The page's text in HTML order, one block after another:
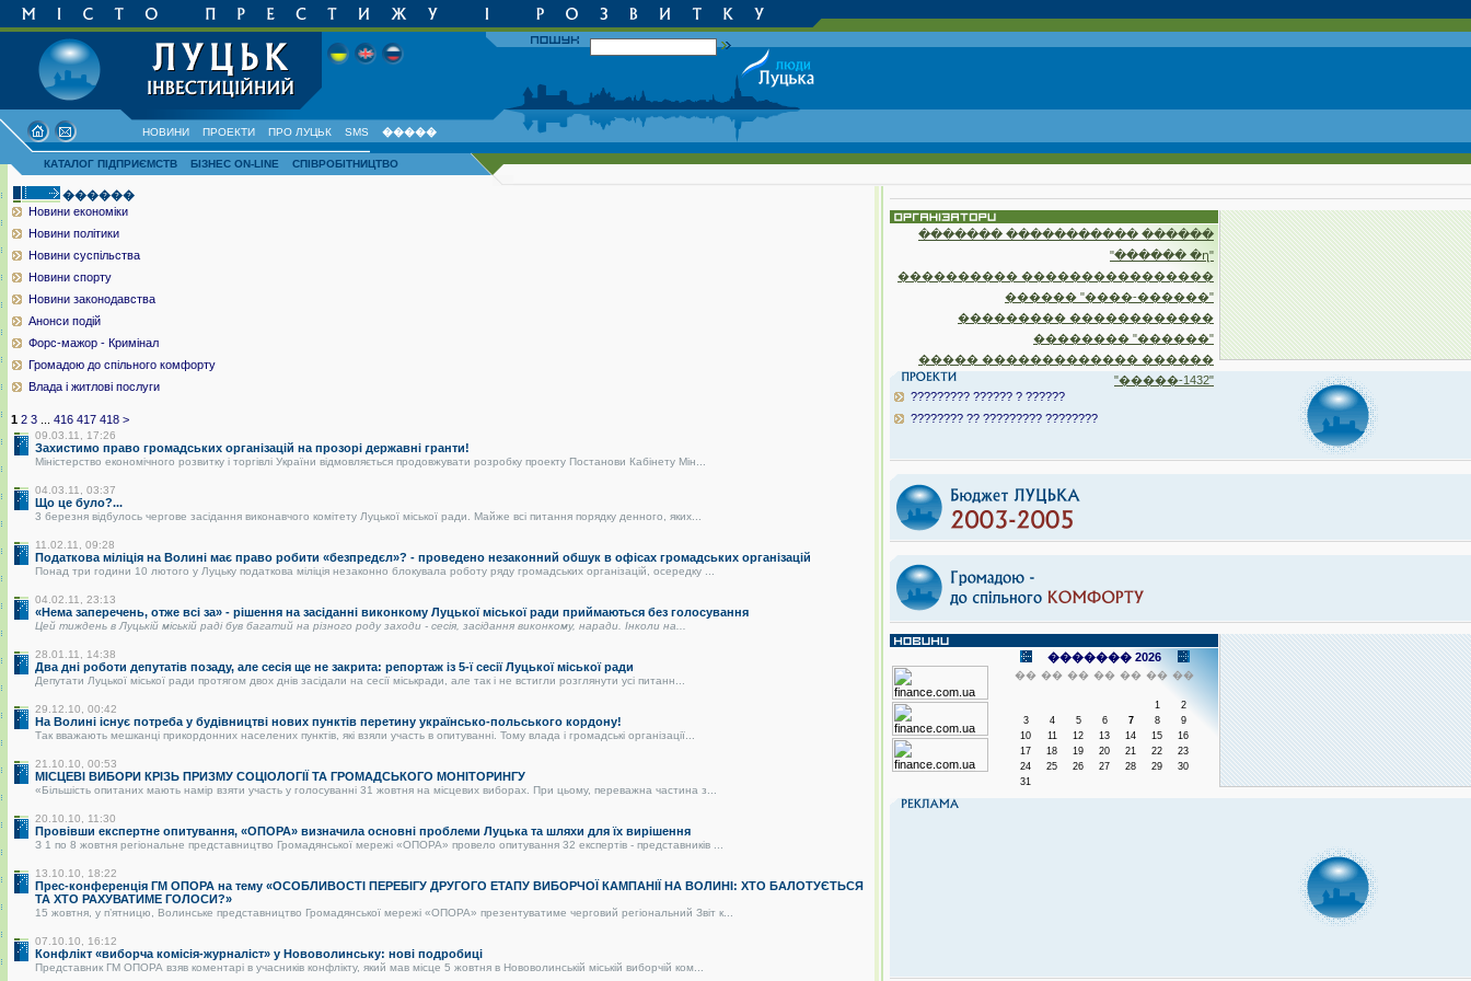
НОВИНИ ПРОЕКТИ ПРО ЛУЦЬК SMS �����
КАТАЛОГ ПІДПРИЄМСТВ БІЗНЕС ON-LINE СПІВРОБІТНИЦТВО
������
Новини економіки
Новини політики
Новини суспільства
Новини спорту
Новини законодавства
Анонси подій
Форс-мажор - Кримінал
Громадою до спільного комфорту
Влада і житлові послуги
1 2 3 416 417 418 >
09.03.11, 17:26
Захистимо право громадських організацій на прозорі державні гранти!
Міністерство економічного розвитку і торгівлі України відмовляється продовжувати розробку проекту Постанови Кабінету Мін...
04.03.11, 03:37
Що це було?...
3 березня відбулось чергове засідання виконавчого комітету Луцької міської ради. Майже всі питання порядку денного, яких...
11.02.11, 09:28
Податкова міліція на Волині має право робити «безпредєл»? - проведено незаконний обшук в офісах громадських організацій
Понад три години 10 лютого у Луцьку податкова міліція незаконно блокувала роботу ряду громадських організацій, осередку ...
04.02.11, 23:13
«Нема заперечень, отже всі за» - рішення на засіданні виконкому Луцької міської ради приймаються без голосування
Цей тиждень в Луцькій міській раді був багатий на різного роду заходи - сесія, засідання виконкому, наради. Інколи на...
28.01.11, 14:38
Два дні роботи депутатів позаду, але сесія ще не закрита: репортаж із 5-ї сесії Луцької міської ради
Депутати Луцької міської ради протягом двох днів засідали на сесії міськради, але так і не встигли розглянути усі питанн...
29.12.10, 00:42
На Волині існує потреба у будівництві нових пунктів перетину українсько-польського кордону!
Так вважають мешканці прикордонних населених пунктів, які взяли участь в опитуванні. Тому влада і громадські організації...
21.10.10, 00:53
МІСЦЕВІ ВИБОРИ КРІЗЬ ПРИЗМУ СОЦІОЛОГІЇ ТА ГРОМАДСЬКОГО МОНІТОРИНГУ
«Більшість опитаних мають намір взяти участь у голосуванні 31 жовтня на місцевих виборах. При цьому, переважна частина з...
20.10.10, 11:30
Провівши експертне опитування, «ОПОРА» визначила основні проблеми Луцька та шляхи для їх вирішення
З 1 по 8 жовтня регіональне представництво Громадянської мережі «ОПОРА» провело опитування 32 експертів - представників ...
13.10.10, 18:22
Прес-конференція ГМ ОПОРА на тему «ОСОБЛИВОСТІ ПЕРЕБІГУ ДРУГОГО ЕТАПУ ВИБОРЧОЇ КАМПАНІЇ НА ВОЛИНІ: ХТО БАЛОТУЄТЬСЯ
ТА ХТО РАХУВАТИМЕ ГОЛОСИ?»
15 жовтня, у п’ятницю, Волинське представництво Громадянської мережі «ОПОРА» презентуватиме черговий регіональний Звіт к...
07.10.10, 16:12
Конфлікт «виборча комісія-журналіст» у Нововолинську: нові подробиці
Представник ГМ ОПОРА взяв коментарі в учасників конфлікту, який мав місце 5 жовтня в Нововолинській міській виборчій ком...
������� ����������� ������
"������ �ղ"
���������� ����������������
������ "����-������"
��������� ������������
�������� "������"
����� ������������� ������
"�����-1432"
????????? ?????? ? ??????
???????? ?? ????????? ????????
������� 2026
�� �� �� �� �� �� ��
1
2
3
4 5 6 7 8
9
10
11 12 13 14 15
16
17
18 19 20 21 22
23
24
25 26 27 28 29
30
31